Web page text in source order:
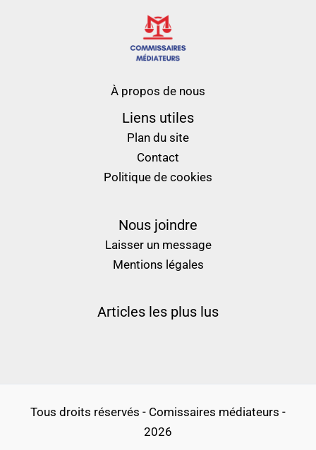
À propos de nous
Liens utiles
Plan du site
Contact
Politique de cookies
Nous joindre
Laisser un message
Mentions légales
Articles les plus lus
Tous droits réservés - Comissaires médiateurs -
2026